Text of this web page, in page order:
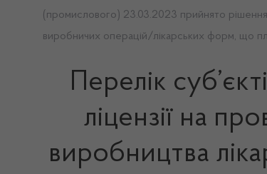
(промислового) 23.03.2023 прийнято
виробничих операцій/лікарських форм, що
Перелік
ліцензії на
виробництва